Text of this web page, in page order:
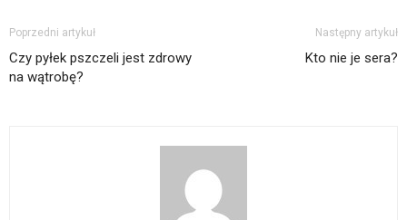
Poprzedni artykuł
Czy pyłek pszczeli jest zdrowy
na wątrobę?
Następny artykuł
Kto nie je sera?